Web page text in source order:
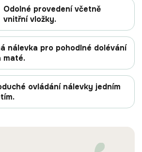
Odolné provedení včetně
vnitřní vložky.
nálevka pro pohodlné dolévání
maté.
ovládání nálevky jedním